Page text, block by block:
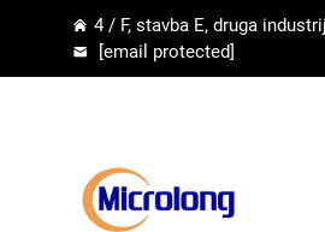
4 / F, stavba E, druga
[email protected]